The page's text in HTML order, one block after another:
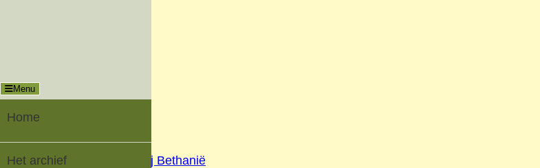
Home
Het archief
▼
Geschiedenis Nij Bethanië
Menu
Home
Het archief